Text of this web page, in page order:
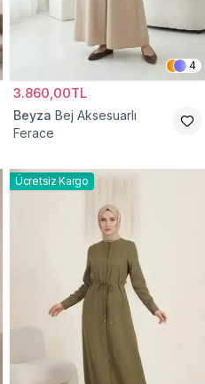
4
3.860,00TL
Beyza Bej Aksesuarlı
Ferace
Ücretsiz Kargo